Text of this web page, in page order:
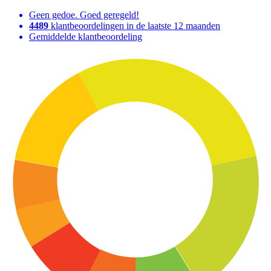
Geen gedoe. Goed geregeld!
4489 klantbeoordelingen in de laatste 12 maanden
Gemiddelde klantbeoordeling